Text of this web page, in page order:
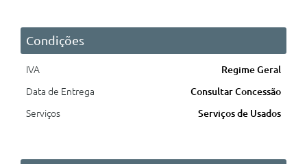
Condições
IVA
Regime Geral
Data de Entrega
Consultar Concessão
Serviços
Serviços de Usados